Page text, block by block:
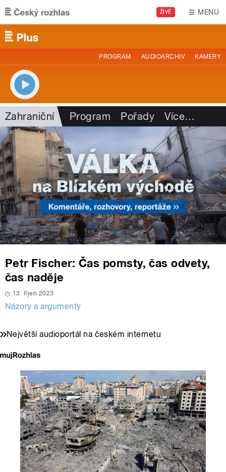
Přejít k hlavnímu obsahu
ŽIVĚ MENU
PROGRAM AUDIOARCHIV KAMERY
Zahraniční Program Pořady Více…
Petr Fischer: Čas pomsty, čas odvety,
čas naděje
13. říjen 2023
Názory a argumenty
Největší audioportál na českém internetu